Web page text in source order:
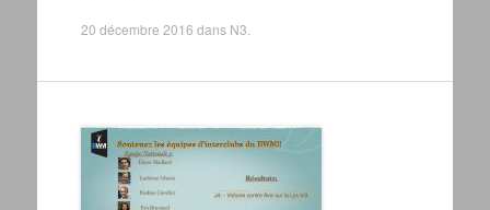
20 décembre 2016 dans N3